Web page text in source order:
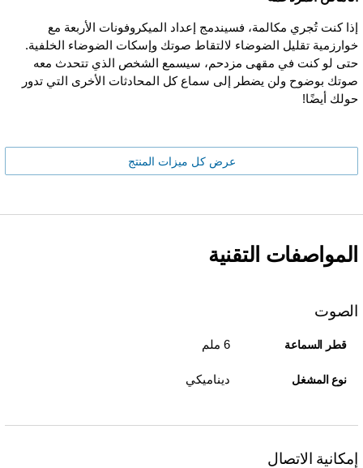
إذا كنت تُجري مكالمة، فسيندمج إعداد الميكروفونات الأربعة مع
خوارزمية تقليل الضوضاء لالتقاط صوتك وإسكات الضوضاء الخلفية.
حتى لو كنت في مقهى مزدحم، سيسمع الشخص الذي تتحدث معه
صوتك بوضوح ولن يضطر إلى سماع كل المحادثات الأخرى التي تدور
حولك أيضًا!
عرض كل ميزات المنتج
المواصفات التقنية
الصوت
قطر السماعة 6 ملم
نوع المشغل ديناميكي
إمكانية الاتصال